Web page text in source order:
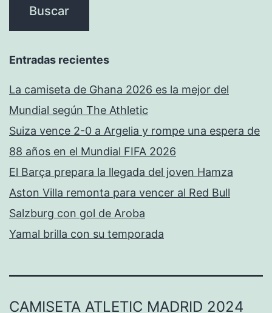
Entradas recientes
La camiseta de Ghana 2026 es la mejor del
Mundial según The Athletic
Suiza vence 2-0 a Argelia y rompe una espera de
88 años en el Mundial FIFA 2026
El Barça prepara la llegada del joven Hamza
Aston Villa remonta para vencer al Red Bull
Salzburg con gol de Aroba
Yamal brilla con su temporada
CAMISETA ATLETIC MADRID 2024